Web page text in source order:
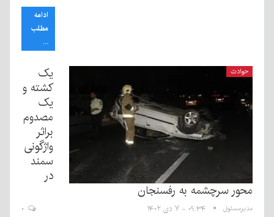
ادامه
مطلب
...
حوادث
یک
کشته و
یک
مصدوم
براثر
واژگونی
سمند
در
محور سرچشمه به رفسنجان
مدیرمسئول ۰۹:۳۴ - ۷ دی ۱۴۰۲